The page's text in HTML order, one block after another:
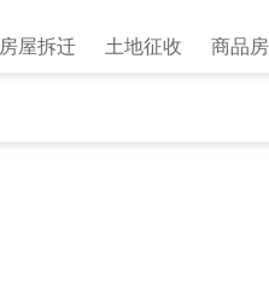
房屋拆迁 土地征收 商品